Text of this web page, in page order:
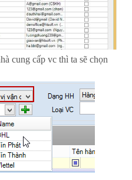
cung cấp vc thì ta sẽ chọn